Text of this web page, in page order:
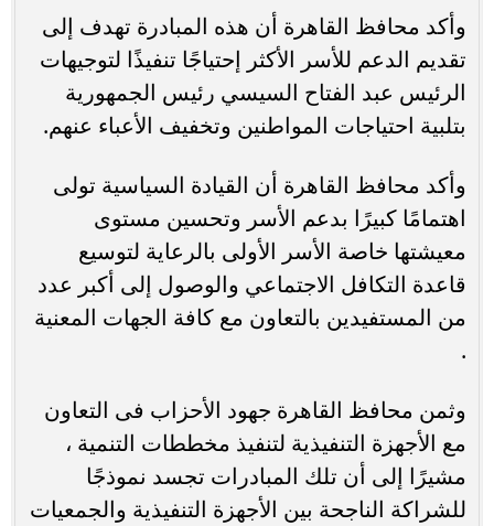
وأكد محافظ القاهرة أن هذه المبادرة تهدف إلى
تقديم الدعم للأسر الأكثر إحتياجًا تنفيذًا لتوجيهات
الرئيس عبد الفتاح السيسي رئيس الجمهورية
بتلبية احتياجات المواطنين وتخفيف الأعباء عنهم.
وأكد محافظ القاهرة أن القيادة السياسية تولى
اهتمامًا كبيرًا بدعم الأسر وتحسين مستوى
معيشتها خاصة الأسر الأولى بالرعاية لتوسيع
قاعدة التكافل الاجتماعي والوصول إلى أكبر عدد
من المستفيدين بالتعاون مع كافة الجهات المعنية
.
وثمن محافظ القاهرة جهود الأحزاب فى التعاون
مع الأجهزة التنفيذية لتنفيذ مخططات التنمية ،
مشيرًا إلى أن تلك المبادرات تجسد نموذجًا
للشراكة الناجحة بين الأجهزة التنفيذية والجمعيات